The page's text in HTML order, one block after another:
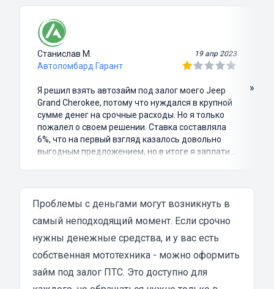
Станислав М. 19 апр 2023
Автоломбард Гарант
Я решил взять автозайм под залог моего Jeep
Grand Cherokee, потому что нуждался в крупной
сумме денег на срочные расходы. Но я только
пожалел о своем решении. Ставка составляла
6%, что на первый взгляд казалось довольно
выгодным предложением, но в итоге я заплатил
затянутым и занял много времени и усилий.
Никакого профессионализма и
Разочарование и раздражение - это все, что я
испытал в результате этого кредита...
»
Проблемы с деньгами могут возникнуть в
самый неподходящий момент. Если срочно
нужны денежные средства, и у вас есть
собственная мототехника - можно оформить
займ под залог ПТС. Это доступно для